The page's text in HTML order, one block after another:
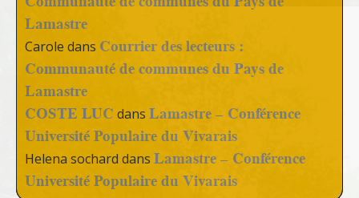
Lamastre
Carole dans Courrier des lecteurs :
Communauté de communes du Pays de
Lamastre
COSTE LUC dans Lamastre – Conférence
Université Populaire du Vivarais
Helena sochard dans Lamastre – Conférence
Université Populaire du Vivarais